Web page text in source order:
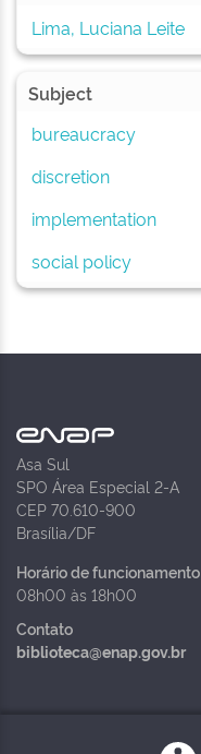
Lima, Luciana Leite
Subject
bureaucracy
discretion
implementation
social policy
Asa Sul
SPO Área Especial 2-A
CEP 70.610-900
Brasília/DF
Horário de funcionamento
08h00 às 18h00
Contato
biblioteca@enap.gov.br